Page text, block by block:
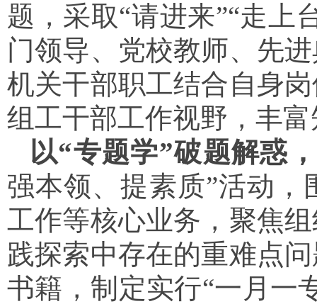
题，采取“请进来”“走上
门领导、党校教师、先
机关干部职工结合自身
组工干部工作视野，丰
以“专题学”破题解惑
强本领、提素质”活动
工作等核心业务，聚焦
践探索中存在的重难点
书籍，制定实行“一月一